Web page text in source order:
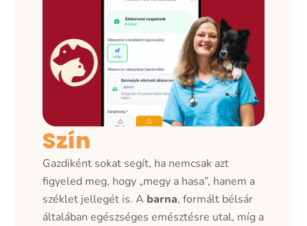
Szín
Gazdiként sokat segít, ha nemcsak azt
figyeled meg, hogy „megy a hasa”, hanem a
széklet jellegét is. A barna, formált bélsár
általában egészséges emésztésre utal, míg a